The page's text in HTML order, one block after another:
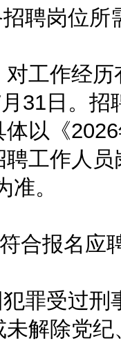
岗位所
作经历
31日。
体以《
聘工作人
准。
报名应
受过刑
未解除党